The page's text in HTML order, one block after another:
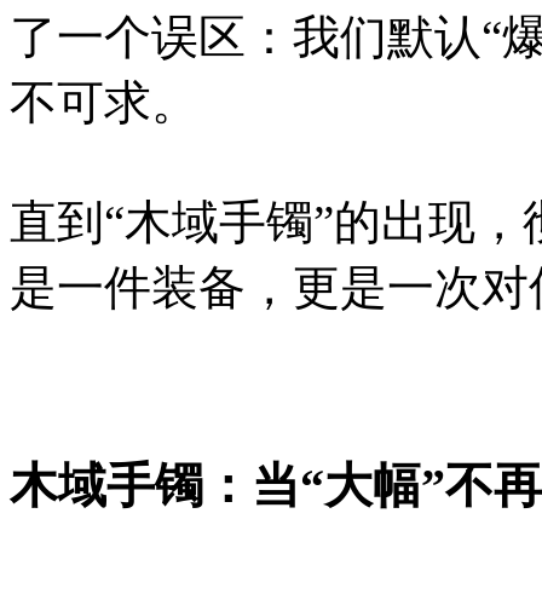
了一个误区：我们默认“
不可求。
直到“木域手镯”的出现
是一件装备，更是一次
木域手镯：当“大幅”不